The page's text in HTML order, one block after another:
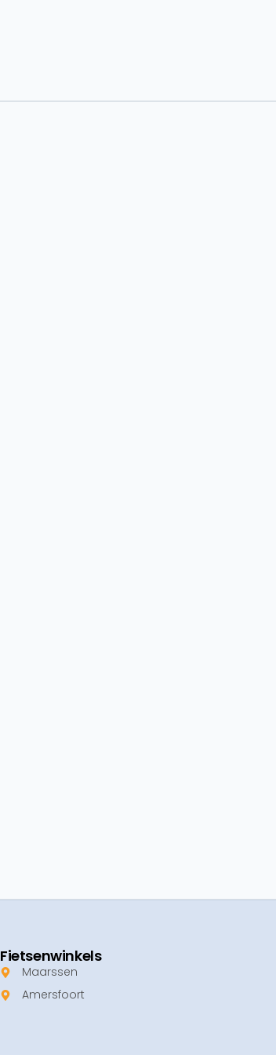
Fietsenwinkels
Maarssen
Amersfoort